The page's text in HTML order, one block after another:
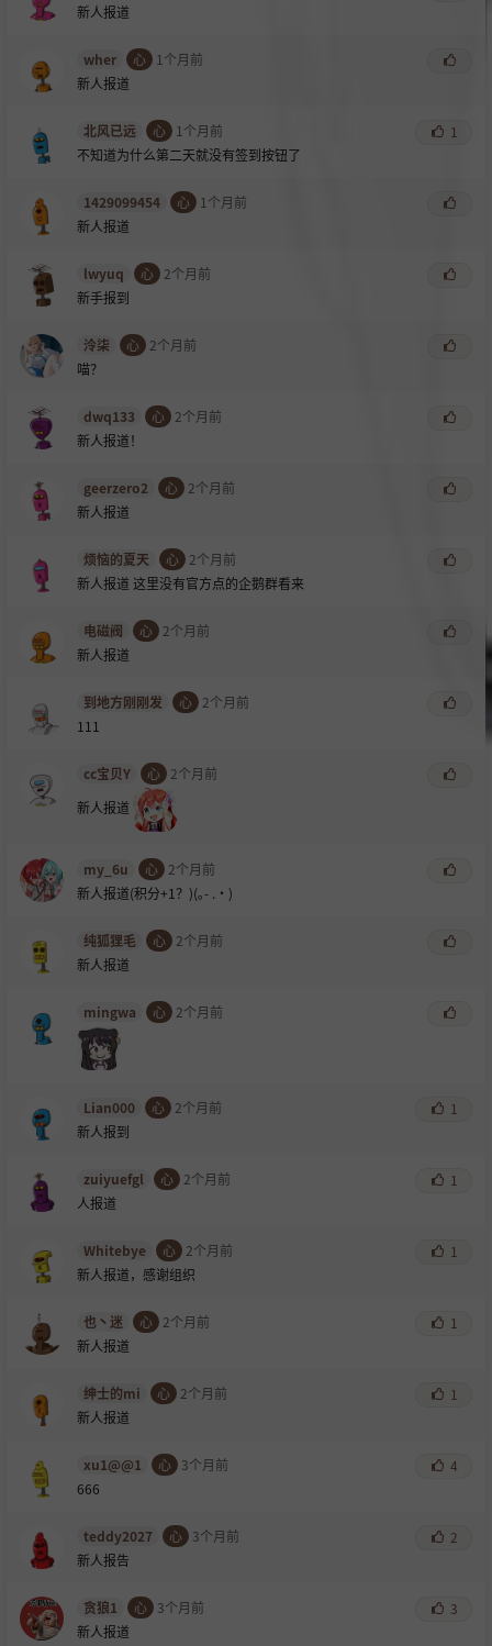
新人报道
wher 心
1个月前
新人报道
北风已远 心 1个月前
1
不知道为什么第二天就没有签到按钮了
1429099454 心
1个月前
新人报道
lwyuq 心
2个月前
新手报到
泠柒 心
2个月前
喵？
dwq133 心
2个月前
新人报道！
geerzero2 心
2个月前
新人报道
烦恼的夏天 心
2个月前
新人报道 这里没有官方点的企鹅群看来
电磁阀 心
2个月前
新人报道
到地方刚刚发 心
2个月前
111
cc宝贝Y 心
2个月前
新人报道
my_6u 心
2个月前
新人报道(积分+1？)(｡- .•)
纯狐狸毛 心
2个月前
新人报道
mingwa 心 2个月前
Lian000 心 2个月前
1
新人报到
zuiyuefgl 心 2个月前
1
人报道
Whitebye 心 2个月前
1
新人报道，感谢组织
也丶迷 心 2个月前
1
新人报道
绅士的mi 心 2个月前
1
新人报道
xu1@@1 心 3个月前
4
666
teddy2027 心 3个月前
2
新人报告
贪狼1 心 3个月前
3
新人报道